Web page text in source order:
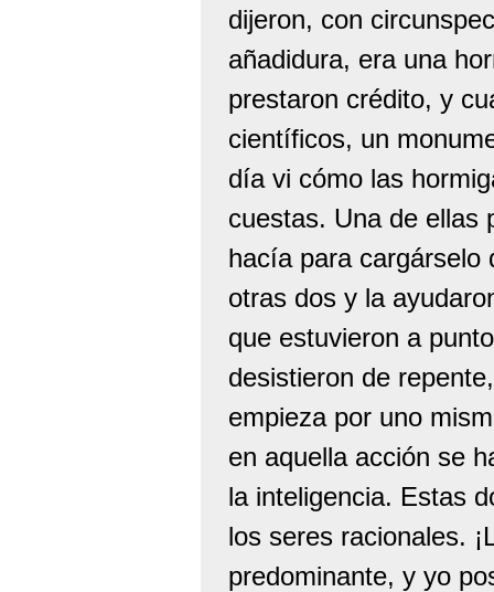
dijeron, con
añadidura, era una
prestaron crédito, y
científicos, un
día vi cómo las
cuestas. Una de ellas
hacía para cargárselo
otras dos y la
que estuvieron a
desistieron de
empieza por uno
en aquella acción se
la inteligencia. Estas
los seres racionales.
predominante, y yo